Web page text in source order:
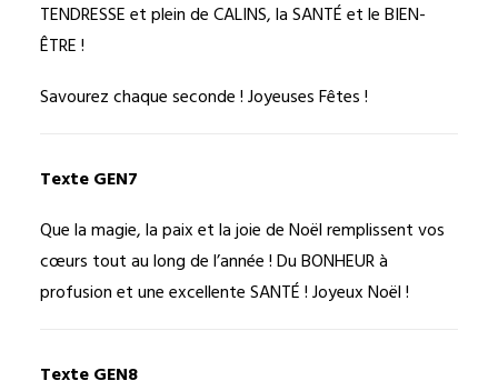
TENDRESSE et plein de CALINS, la SANTÉ et le BIEN-
ÊTRE !
Savourez chaque seconde ! Joyeuses Fêtes !
Texte GEN7
Que la magie, la paix et la joie de Noël remplissent vos
cœurs tout au long de l’année ! Du BONHEUR à
profusion et une excellente SANTÉ ! Joyeux Noël !
Texte GEN8